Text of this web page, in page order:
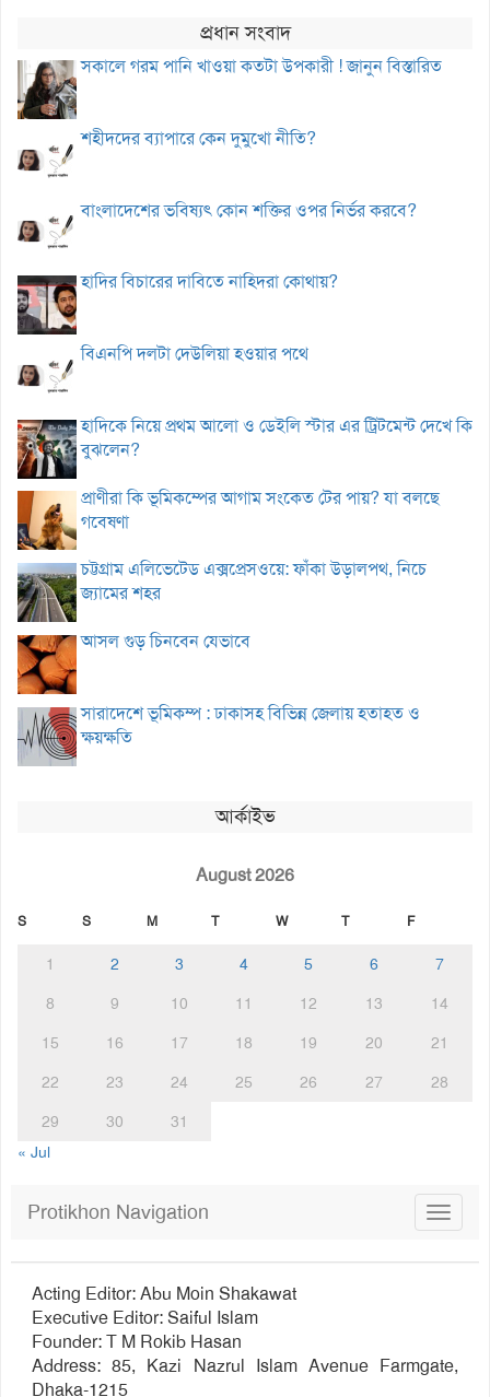
প্রধান সংবাদ
সকালে গরম পানি খাওয়া কতটা উপকারী ! জানুন বিস্তারিত
শহীদদের ব্যাপারে কেন দুমুখো নীতি?
বাংলাদেশের ভবিষ্যৎ কোন শক্তির ওপর নির্ভর করবে?
হাদির বিচারের দাবিতে নাহিদরা কোথায়?
বিএনপি দলটা দেউলিয়া হওয়ার পথে
হাদিকে নিয়ে প্রথম আলো ও ডেইলি স্টার এর ট্রিটমেন্ট দেখে কি
বুঝলেন?
প্রাণীরা কি ভূমিকম্পের আগাম সংকেত টের পায়? যা বলছে
গবেষণা
চট্টগ্রাম এলিভেটেড এক্সপ্রেসওয়ে: ফাঁকা উড়ালপথ, নিচে
জ্যামের শহর
আসল গুড় চিনবেন যেভাবে
সারাদেশে ভূমিকম্প : ঢাকাসহ বিভিন্ন জেলায় হতাহত ও
ক্ষয়ক্ষতি
আর্কাইভ
August 2026
S S M T W T F
1 2 3 4 5 6
7
8
9 10 11 12 13
14
15
16 17 18 19 20
21
22
23 24 25 26 27
28
29
30
31
« Jul
Toggle
Protikhon Navigation
Acting Editor: Abu Moin Shakawat
Executive Editor: Saiful Islam
Founder: T M Rokib Hasan
Address: 85, Kazi Nazrul Islam Avenue Farmgate,
Dhaka-1215